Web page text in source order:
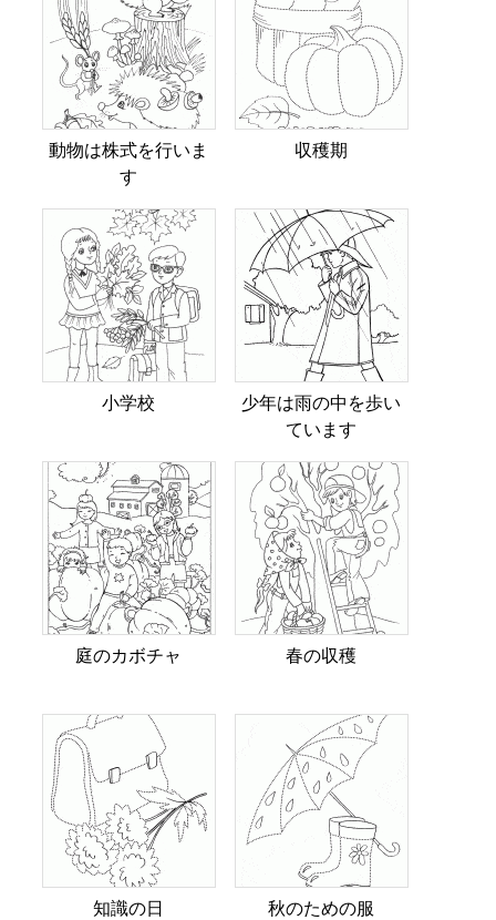
動物は株式を行いま
す
収穫期
小学校
少年は雨の中を歩い
ています
庭のカボチャ 春の収穫
知識の日 秋のための服